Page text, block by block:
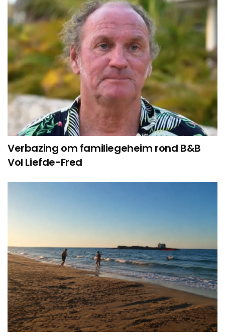
Verbazing om familiegeheim rond B&B
Vol Liefde-Fred